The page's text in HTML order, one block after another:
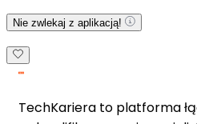
Nie zwlekaj z aplikacją!
TechKariera to platforma